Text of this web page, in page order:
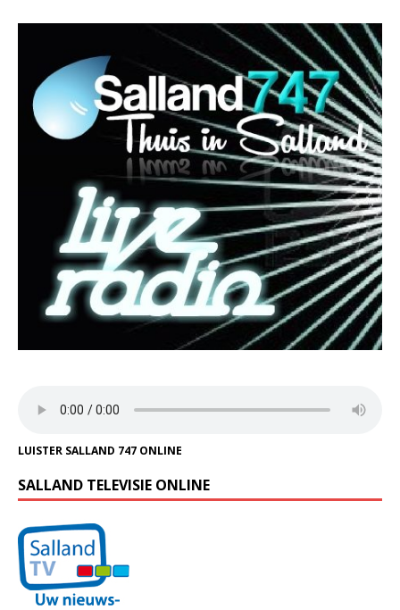
LUISTER SALLAND 747 ONLINE
SALLAND TELEVISIE ONLINE